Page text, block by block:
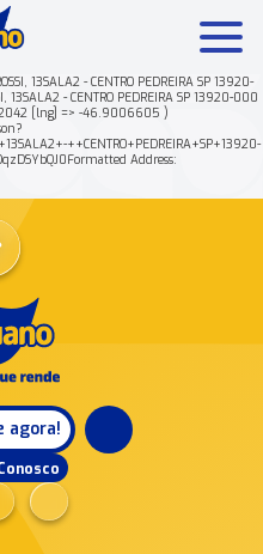
13SALA2 - CENTRO PEDREIRA SP 13920-
13SALA2 - CENTRO PEDREIRA SP 13920-000
[lng] => -46.9006605 )
++CENTRO+PEDREIRA+SP+13920-
Address:
agora!
Minuano Rende +